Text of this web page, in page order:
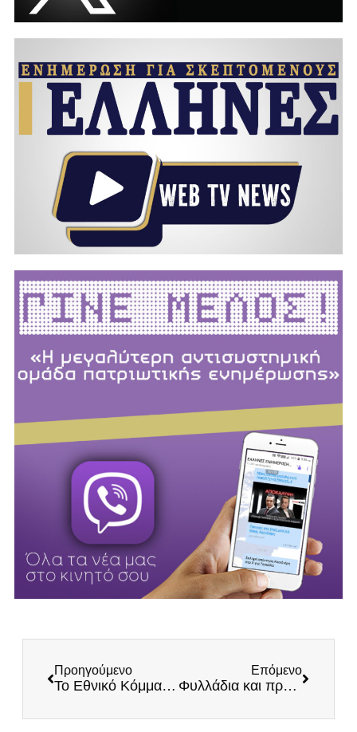
Προηγούμενο
Το Εθνικό Κόμμα ΕΛΛΗΝΕΣ στηρίζει -και ψηφίζει- ΣΠΑΡΤΙΑΤΕΣ! (Βίντεο)
Επόμενο
Φυλλάδια και προεκλογικό υλικό για τον μεγάλο πατριωτικό αγώνα